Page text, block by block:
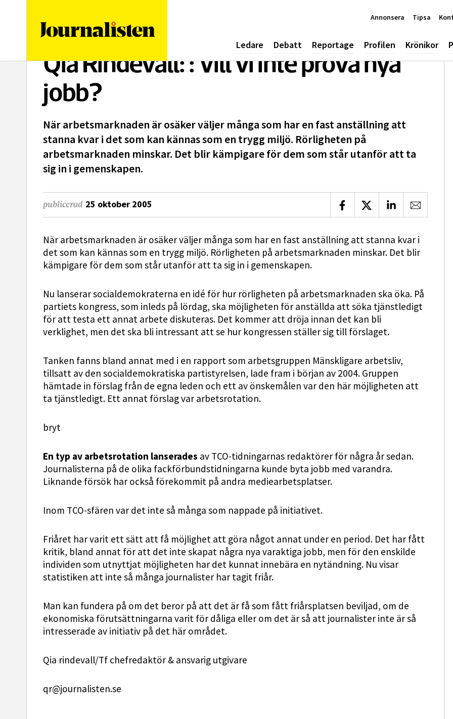
Ledare Debatt Reportage Profilen Krönikor
Annonsera Tipsa
Qia Rindevall: : Vill vi inte pröva nya
jobb?
När arbetsmarknaden är osäker väljer många som har en fast anställning att
stanna kvar i det som kan kännas som en trygg miljö. Rörligheten på
arbetsmarknaden minskar. Det blir kämpigare för dem som står utanför att ta
sig in i gemenskapen.
publicerad 25 oktober 2005 Dela på Facebook
Dela på XDela på LinkedIn
Dela via
När arbetsmarknaden är osäker väljer många som har en fast anställning att stanna kvar i
det som kan kännas som en trygg miljö. Rörligheten på arbetsmarknaden minskar. Det blir
kämpigare för dem som står utanför att ta sig in i gemenskapen.
Nu lanserar socialdemokraterna en idé för hur rörligheten på arbetsmarknaden ska öka. På
partiets kongress, som inleds på lördag, ska möjligheten för anställda att söka tjänstledigt
för att testa ett annat arbete diskuteras. Det kommer att dröja innan det kan bli
verklighet, men det ska bli intressant att se hur kongressen ställer sig till förslaget.
Tanken fanns bland annat med i en rapport som arbetsgruppen Mänskligare arbetsliv,
tillsatt av den socialdemokratiska partistyrelsen, lade fram i början av 2004. Gruppen
hämtade in förslag från de egna leden och ett av önskemålen var den här möjligheten att
ta tjänstledigt. Ett annat förslag var arbetsrotation.
bryt
En typ av arbetsrotation lanserades av TCO-tidningarnas redaktörer för några år sedan.
Journalisterna på de olika fackförbundstidningarna kunde byta jobb med varandra.
Liknande försök har också förekommit på andra mediearbetsplatser.
Inom TCO-sfären var det inte så många som nappade på initiativet.
Friåret har varit ett sätt att få möjlighet att göra något annat under en period. Det har fått
kritik, bland annat för att det inte skapat några nya varaktiga jobb, men för den enskilde
individen som utnyttjat möjligheten har det kunnat innebära en nytändning. Nu visar
statistiken att inte så många journalister har tagit friår.
Man kan fundera på om det beror på att det är få som fått friårsplatsen beviljad, om de
ekonomiska förutsättningarna varit för dåliga eller om det är så att journalister inte är så
intresserade av initiativ på det här området.
Qia rindevall/Tf chefredaktör & ansvarig utgivare
qr@journalisten.se